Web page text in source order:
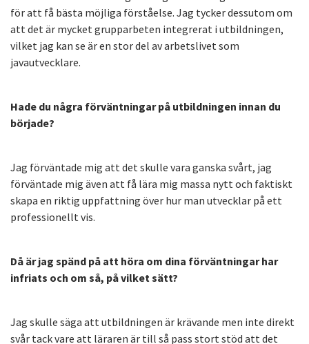
för att få bästa möjliga förståelse. Jag tycker dessutom om
att det är mycket grupparbeten integrerat i utbildningen,
vilket jag kan se är en stor del av arbetslivet som
javautvecklare.
Hade du några förväntningar på utbildningen innan du
började?
Jag förväntade mig att det skulle vara ganska svårt, jag
förväntade mig även att få lära mig massa nytt och faktiskt
skapa en riktig uppfattning över hur man utvecklar på ett
professionellt vis.
Då är jag spänd på att höra om dina förväntningar har
infriats och om så, på vilket sätt?
Jag skulle säga att utbildningen är krävande men inte direkt
svår tack vare att läraren är till så pass stort stöd att det